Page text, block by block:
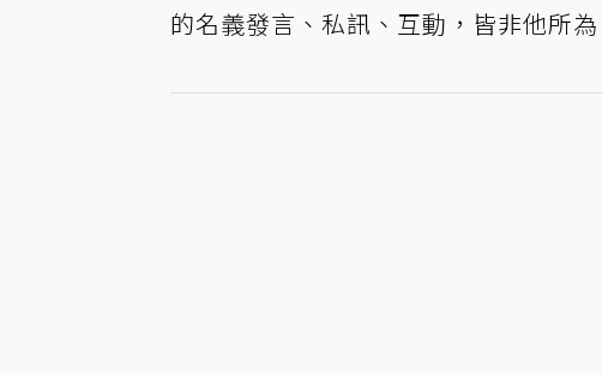
的名義發言、私訊、互動，皆非他所